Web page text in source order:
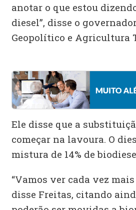
anotar o que estou
diesel”, disse o
Geopolítico e Agricultura
Ele disse que a
começar na lavoura. O
mistura de 14% de
“Vamos ver cada vez
disse Freitas, citando